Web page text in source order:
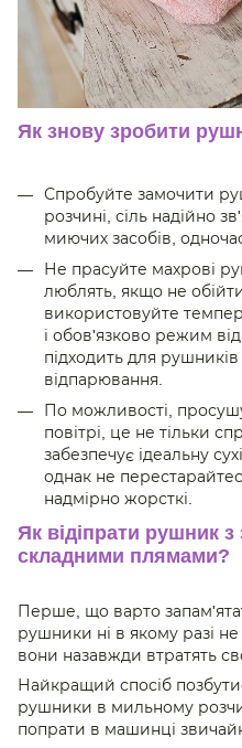
Як знову зробити
Спробуйте замочити
розчині, сіль надійно
миючих засобів,
Не прасуйте махрові
люблять, якщо не
використовуйте
і обов'язково режим
підходить для
відпарювання.
По можливості,
повітрі, це не тільки
забезпечує ідеальну
однак не
надмірно жорсткі.
Як відіпрати рушник
складними плямами?
Перше, що варто
рушники ні в якому разі
вони назавжди втратять
Найкращий спосіб
рушники в мильному
попрати в машинці